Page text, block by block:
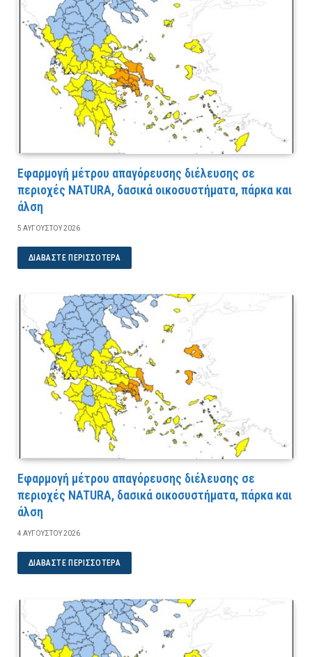
Εφαρμογή μέτρου απαγόρευσης διέλευσης σε
περιοχές NATURA, δασικά οικοσυστήματα, πάρκα και
άλση
5 ΑΥΓΟΎΣΤΟΥ 2026
ΔΙΑΒΆΣΤΕ ΠΕΡΙΣΣΌΤΕΡΑ
Εφαρμογή μέτρου απαγόρευσης διέλευσης σε
περιοχές NATURA, δασικά οικοσυστήματα, πάρκα και
άλση
4 ΑΥΓΟΎΣΤΟΥ 2026
ΔΙΑΒΆΣΤΕ ΠΕΡΙΣΣΌΤΕΡΑ